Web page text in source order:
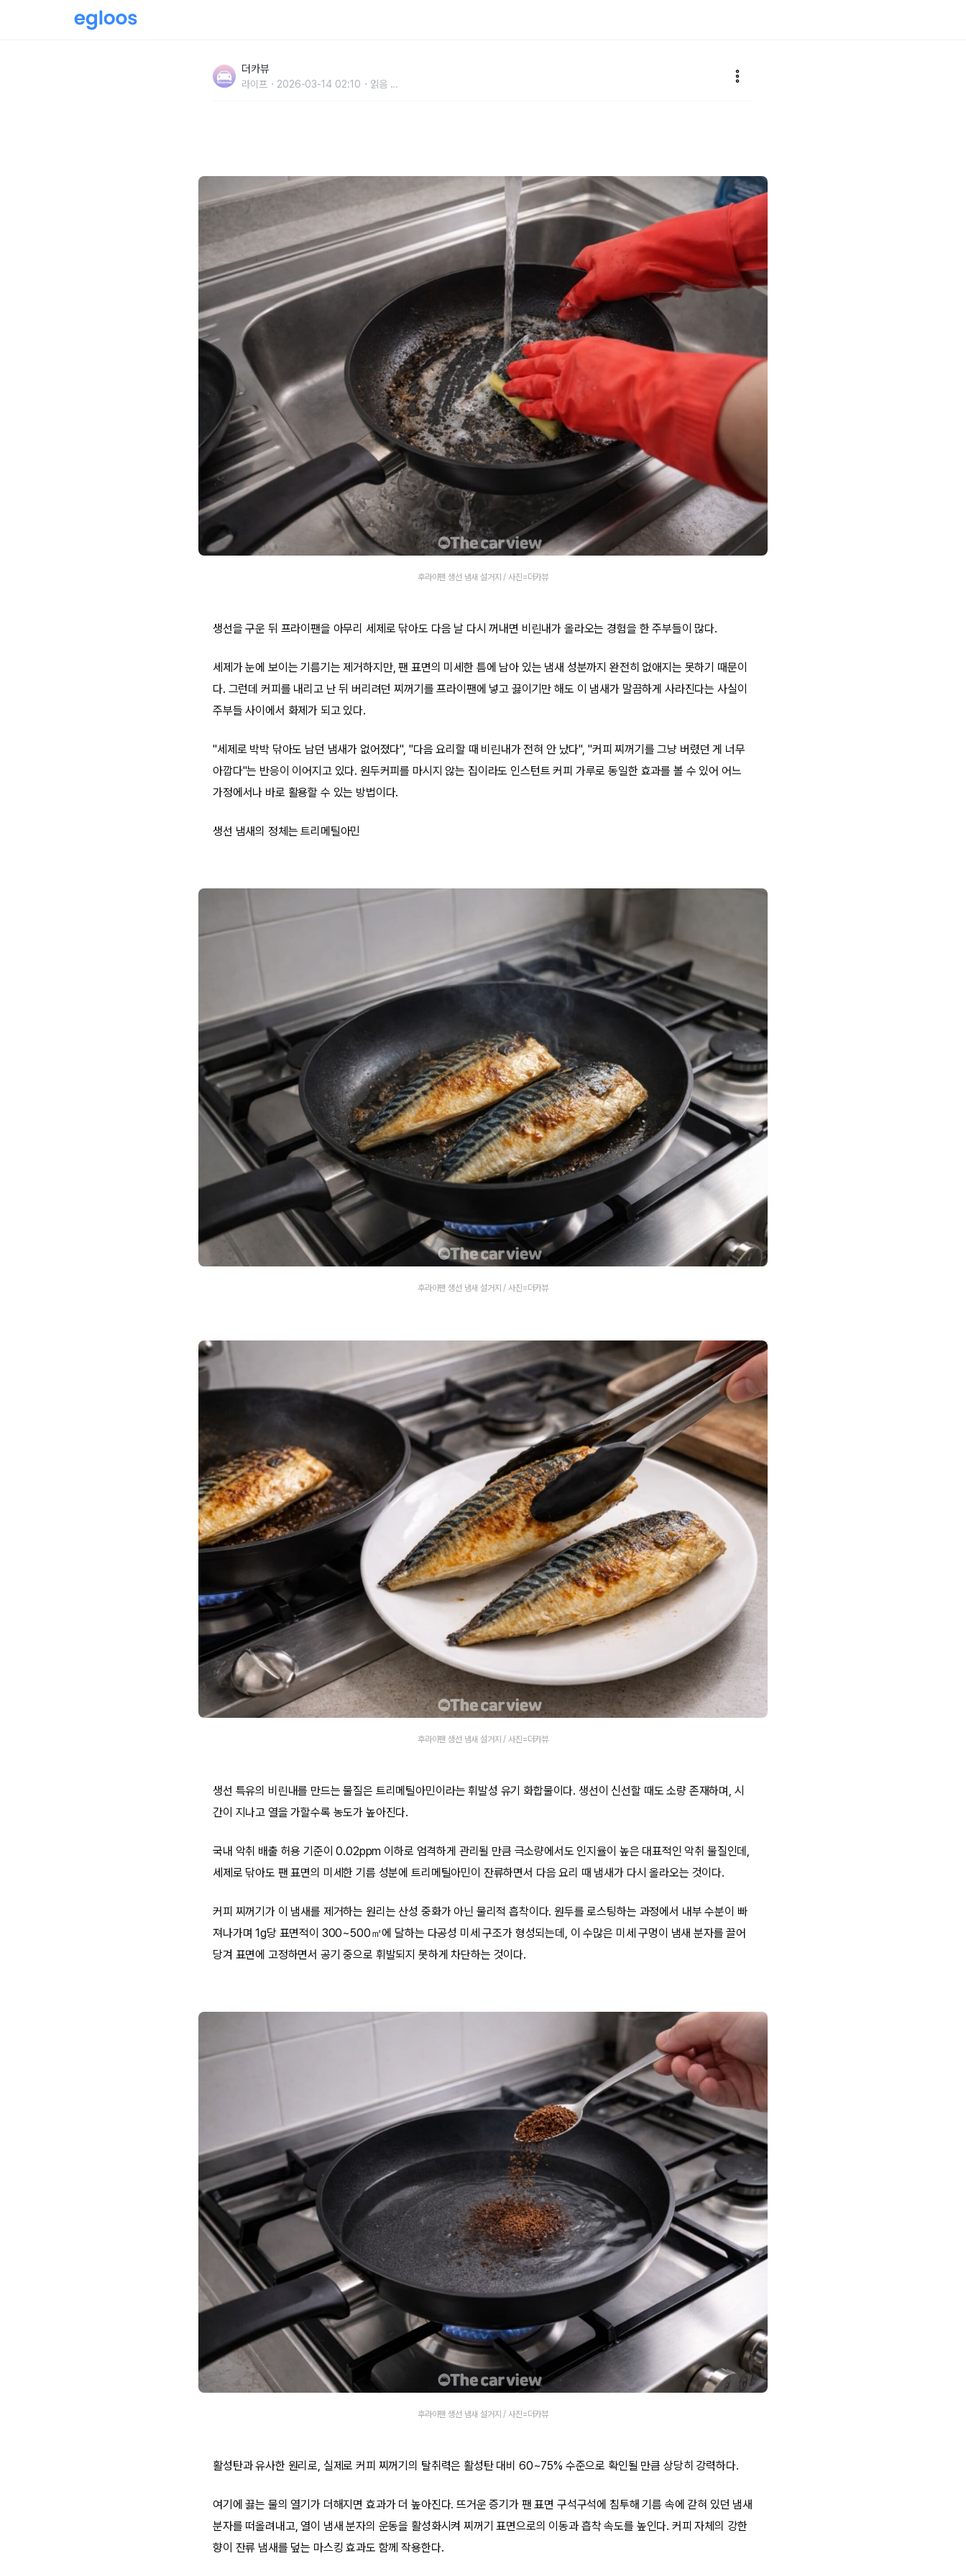
더카뷰
라이프 2026-03-14 02:10 읽음 ...
후라이팬 생선 냄새 설거지 / 사진=더카뷰
생선을 구운 뒤 프라이팬을 아무리 세제로 닦아도 다음 날 다시 꺼내면 비린내가 올라오는 경험을 한 주부들이 많다.
세제가 눈에 보이는 기름기는 제거하지만, 팬 표면의 미세한 틈에 남아 있는 냄새 성분까지 완전히 없애지는 못하기 때문이
다. 그런데 커피를 내리고 난 뒤 버리려던 찌꺼기를 프라이팬에 넣고 끓이기만 해도 이 냄새가 말끔하게 사라진다는 사실이
주부들 사이에서 화제가 되고 있다.
"세제로 박박 닦아도 남던 냄새가 없어졌다", "다음 요리할 때 비린내가 전혀 안 났다", "커피 찌꺼기를 그냥 버렸던 게 너무
아깝다"는 반응이 이어지고 있다. 원두커피를 마시지 않는 집이라도 인스턴트 커피 가루로 동일한 효과를 볼 수 있어 어느
가정에서나 바로 활용할 수 있는 방법이다.
생선 냄새의 정체는 트리메틸아민
후라이팬 생선 냄새 설거지 / 사진=더카뷰
후라이팬 생선 냄새 설거지 / 사진=더카뷰
생선 특유의 비린내를 만드는 물질은 트리메틸아민이라는 휘발성 유기 화합물이다. 생선이 신선할 때도 소량 존재하며, 시
간이 지나고 열을 가할수록 농도가 높아진다.
국내 악취 배출 허용 기준이 0.02ppm 이하로 엄격하게 관리될 만큼 극소량에서도 인지율이 높은 대표적인 악취 물질인데,
세제로 닦아도 팬 표면의 미세한 기름 성분에 트리메틸아민이 잔류하면서 다음 요리 때 냄새가 다시 올라오는 것이다.
커피 찌꺼기가 이 냄새를 제거하는 원리는 산성 중화가 아닌 물리적 흡착이다. 원두를 로스팅하는 과정에서 내부 수분이 빠
져나가며 1g당 표면적이 300~500㎡에 달하는 다공성 미세 구조가 형성되는데, 이 수많은 미세 구멍이 냄새 분자를 끌어
당겨 표면에 고정하면서 공기 중으로 휘발되지 못하게 차단하는 것이다.
후라이팬 생선 냄새 설거지 / 사진=더카뷰
활성탄과 유사한 원리로, 실제로 커피 찌꺼기의 탈취력은 활성탄 대비 60~75% 수준으로 확인될 만큼 상당히 강력하다.
여기에 끓는 물의 열기가 더해지면 효과가 더 높아진다. 뜨거운 증기가 팬 표면 구석구석에 침투해 기름 속에 갇혀 있던 냄새
분자를 떠올려내고, 열이 냄새 분자의 운동을 활성화시켜 찌꺼기 표면으로의 이동과 흡착 속도를 높인다. 커피 자체의 강한
향이 잔류 냄새를 덮는 마스킹 효과도 함께 작용한다.